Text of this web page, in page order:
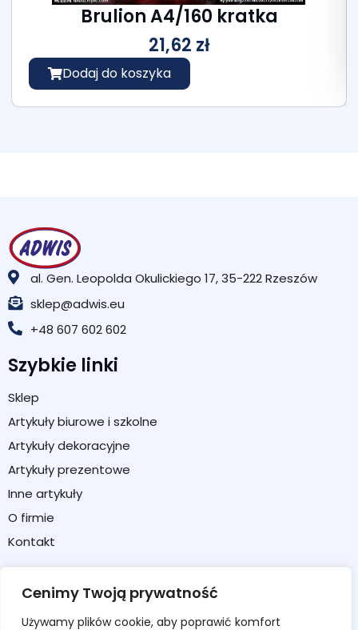
Cenimy Twoją prywatność
Używamy plików cookie, aby poprawić komfort
Brulion A4/160 kratka
21,62 zł
Dodaj do koszyka
al. Gen. Leopolda Okulickiego 17, 35-222 Rzeszów
sklep@adwis.eu
+48 607 602 602
Szybkie linki
Sklep
Artykuły biurowe i szkolne
Artykuły dekoracyjne
Artykuły prezentowe
Inne artykuły
O firmie
Kontakt